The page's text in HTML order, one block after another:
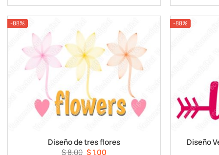
$ 8.00.$ 1.00.
-88%
Diseño de tres flores
$8.00 El
$1.00El
-88%
Diseño